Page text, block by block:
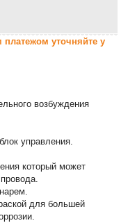
уточняйте у
возбуждения
управления.
который может
для большей